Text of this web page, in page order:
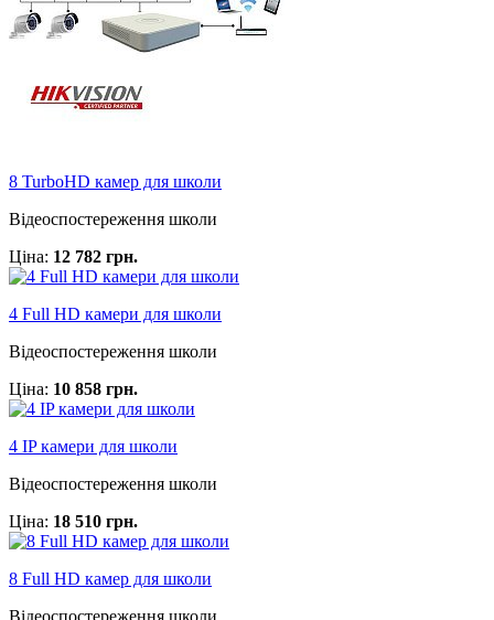
8 TurboHD камер для школи
Відеоспостереження школи
Ціна: 12 782 грн.
4 Full HD камери для школи
Відеоспостереження школи
Ціна: 10 858 грн.
4 IP камери для школи
Відеоспостереження школи
Ціна: 18 510 грн.
8 Full HD камер для школи
Відеоспостереження школи